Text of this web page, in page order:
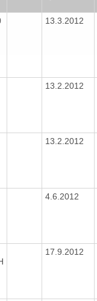
13.3.2012
13.2.2012
13.2.2012
4.6.2012
17.9.2012